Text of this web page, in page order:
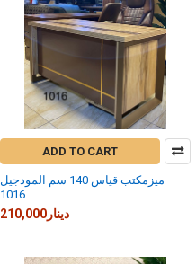
ADD TO CART
ميزمكتب قياس 140 سم المودجيل
1016
210,000دينار